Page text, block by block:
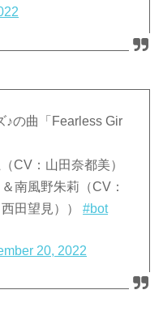
の曲「Fearless Gir
CV：山田奈都美）
南風野朱莉（CV：
田望見））#bot
20, 2022